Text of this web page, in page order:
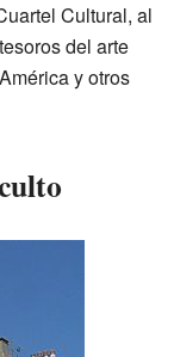
Cultural, al
del arte
y otros